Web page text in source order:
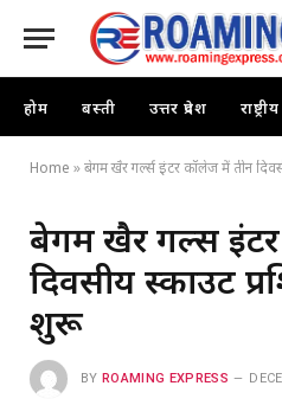
होम बस्ती उत्तर प्रदेश राष्ट्रीय
Home »बेगम खैर गर्ल्स इंटर कॉलेज में तीन
बेगम खैर गर्ल्स
दिवसीय स्काउट
शुरू
BY ROAMING EXPRESS